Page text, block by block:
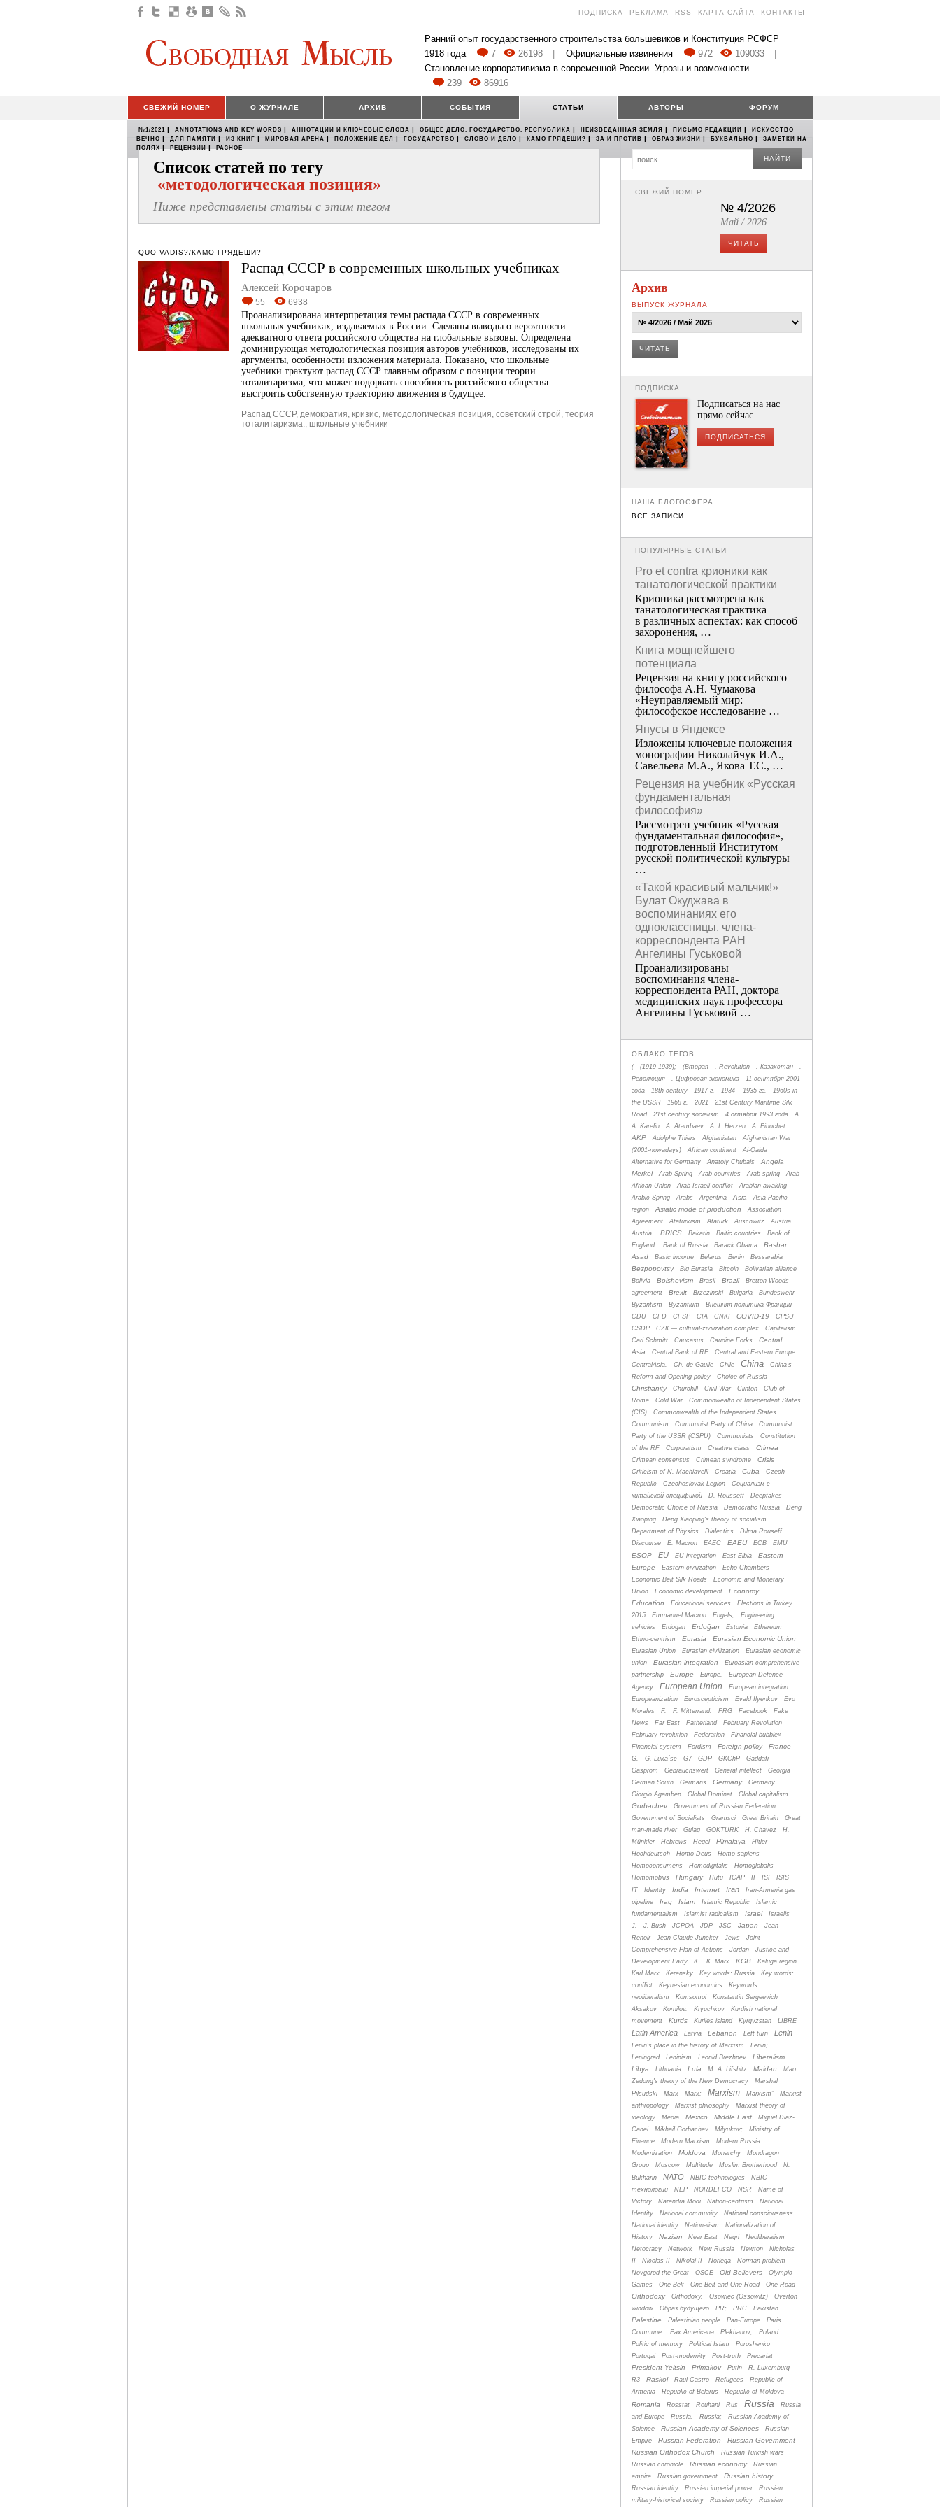
ПОДПИСКА РЕКЛАМА RSS КАРТА САЙТА КОНТАКТЫ
Ранний опыт государственного строительства большевиков и Конституция РСФСР
1918 года
7 26198 Официальные извинения 972 109033
Становление корпоративизма в современной России. Угрозы и возможности
239
86916
СВЕЖИЙ НОМЕР О ЖУРНАЛЕ АРХИВ СОБЫТИЯ СТАТЬИ АВТОРЫ ФОРУМ
№1/2021 | ANNOTATIONS AND KEY WORDS | АННОТАЦИИ И КЛЮЧЕВЫЕ СЛОВА | ОБЩЕЕ ДЕЛО, ГОСУДАРСТВО, РЕСПУБЛИКА | НЕИЗВЕДАННАЯ ЗЕМЛЯ | ПИСЬМО РЕДАКЦИИ |
ИСКУССТВО
ВЕЧНО | ДЛЯ ПАМЯТИ | ИЗ КНИГ | МИРОВАЯ АРЕНА | ПОЛОЖЕНИЕ ДЕЛ | ГОСУДАРСТВО | СЛОВО И ДЕЛО | КАМО ГРЯДЕШИ? | ЗА И ПРОТИВ | ОБРАЗ ЖИЗНИ | БУКВАЛЬНО |
ЗАМЕТКИ НА
ПОЛЯХ | РЕЦЕНЗИИ | РАЗНОЕ
Список статей по тегу
«методологическая позиция»
Ниже представлены статьи с этим тегом
QUO VADIS?/КАМО ГРЯДЕШИ?
Распад СССР в современных школьных учебниках
Алексей Корочаров
55 6938
Проанализирована интерпретация темы распада СССР в современных
школьных учебниках, издаваемых в России. Сделаны выводы о вероятности
адекватного ответа российского общества на глобальные вызовы. Определена
доминирующая методологическая позиция авторов учебников, исследованы их
аргументы, особенности изложения материала. Показано, что школьные
учебники трактуют распад СССР главным образом с позиции теории
тоталитаризма, что может подорвать способность российского общества
выстроить собственную траекторию движения в будущее.
Распад СССР, демократия, кризис, методологическая позиция, советский строй, теория
тоталитаризма., школьные учебники
НАЙТИ
СВЕЖИЙ НОМЕР
№ 4/2026
Май / 2026
ЧИТАТЬ
Архив
ВЫПУСК ЖУРНАЛА
ЧИТАТЬ
ПОДПИСКА
Подписаться на нас
прямо сейчас
ПОДПИСАТЬСЯ
НАША БЛОГОСФЕРА
ВСЕ ЗАПИСИ
ПОПУЛЯРНЫЕ СТАТЬИ
Pro et contra крионики как
танатологической практики
Крионика рассмотрена как
танатологическая практика
в различных аспектах: как способ
захоронения, …
Книга мощнейшего
потенциала
Рецензия на книгу российского
философа А.Н. Чумакова
«Неуправляемый мир:
философское исследование …
Янусы в Яндексе
Изложены ключевые положения
монографии Николайчук И.А.,
Савельева М.А., Якова Т.С., …
Рецензия на учебник «Русская
фундаментальная
философия»
Рассмотрен учебник «Русская
фундаментальная философия»,
подготовленный Институтом
русской политической культуры
…
«Такой красивый мальчик!»
Булат Окуджава в
воспоминаниях его
одноклассницы, члена-
корреспондента РАН
Ангелины Гуськовой
Проанализированы
воспоминания члена­
корреспондента РАН, доктора
медицинских наук профессора
Ангелины Гуськовой …
ОБЛАКО ТЕГОВ
( (1919-1939); (Вторая . Revolution . Казахстан
.
Революция
. Цифровая экономика
11 сентября 2001
года
18th century 1917 г. 1934 – 1935 гг.
1960s in
the USSR
1968 г. 2021
21st Century Maritime Silk
Road
21st century socialism 4 октября 1993 года
A.
A. Karelin
A. Atambaev A. I. Herzen A. Pinochet
AKP Adolphe Thiers Afghanistan
Afghanistan War
(2001-nowadays)
African continent
Al-Qaida
Alternative for Germany
Anatoly Chubais
Angela
Merkel
Arab Spring Arab countries Arab spring
Arab-
African Union
Arab-Israeli conflict
Arabian awaking
Arabic Spring
Arabs Argentina Asia
Asia Pacific
region
Asiatic mode of production
Association
Agreement
Ataturkism Atatürk Auschwitz
Austria
Austria.
BRICS Bakatin Baltic countries
Bank of
England.
Bank of Russia Barack Obama
Bashar
Asad
Basic income Belarus Berlin Bessarabia
Bezpopovtsy Big Eurasia Bitcoin
Bolivarian alliance
Bolivia
Bolshevism Brasil Brazil
Bretton Woods
agreement
Brexit Brzezinski Bulgaria
Bundeswehr
Byzantism
Byzantium
Bнешняя политика Франции
CDU
CFD CFSP CIA CNKI COVID-19
CPSU
CSDP
CZК — cultural-zivilization complex
Capitalism
Carl Schmitt
Caucasus Caudine Forks
Central
Asia
Central Bank of RF
Central and Eastern Europe
CentralAsia.
Ch. de Gaulle Chile China
China's
Reform and Opening policy
Choice of Russia
Christianity Churchill Civil War Clinton
Club of
Rome
Cold War
Commonwealth of Independent States
(CIS)
Commonwealth of the Independent States
Communism
Communist Party of China
Communist
Party of the USSR (CSPU)
Communists
Constitution
of the RF
Corporatism Creative class Crimea
Crimean consensus Crimean syndrome Crisis
Criticism of N. Machiavelli Croatia Cuba
Czech
Republic
Czechoslovak Legion
Cоциализм с
китайской спецификой
D. Rousseff
Deepfakes
Democratic Choice of Russia
Democratic Russia
Deng
Xiaoping
Deng Xiaoping's theory of socialism
Department of Physics
Dialectics
Dilma Rouseff
Discourse
E. Macron EAEC EAEU ECB EMU
ESOP EU EU integration East-Elbia
Eastern
Europe
Eastern civilization
Echo Chambers
Economic Belt Silk Roads
Economic and Monetary
Union
Economic development
Economy
Education
Educational services
Elections in Turkey
2015
Emmanuel Macron Engels;
Engineering
vehicles
Erdogan Erdoğan Estonia
Ethereum
Ethno-centrism
Eurasia Eurasian Economic Union
Eurasian Union Eurasian civilization
Eurasian economic
union
Eurasian integration
Euroasian comprehensive
partnership
Europe Europe.
European Defence
Agency
European Union
European integration
Europeanization
Euroscepticism Evald Ilyenkov
Evo
Morales
F. F. Mitterrand. FRG Facebook
Fake
News
Far East Fatherland
February Revolution
February revolution
Federation
Financial bubble»
Financial system
Fordism Foreign policy France
G. G. Luka´sc G7 GDP GKChP
Gaddafi
Gasprom
Gebrauchswert General intellect
Georgia
German South
Germans Germany
Germany.
Giorgio Agamben
Global Dominat Global capitalism
Gorbachev
Government of Russian Federation
Government of Socialists
Gramsci Great Britain
Great
man-made river
Gulag GÖKTÜRK H. Chavez
H.
Münkler
Hebrews Hegel Himalaya
Hitler
Hochdeutsch
Homo Deus
Homo sapiens
Homoconsumens
Homodigitalis
Homoglobalis
Homomobilis
Hungary Hutu ICAP II ISI
ISIS
IT
Identity India Internet Iran
Iran-Armenia gas
pipeline
Iraq Islam Islamic Republic
Islamic
fundamentalism
Islamist radicalism Israel
Israelis
J.
J. Bush JCPOA JDP JSC Japan
Jean
Renoir
Jean-Claude Juncker Jews
Joint
Comprehensive Plan of Actions
Jordan
Justice and
Development Party
K. K. Marx KGB
Kaluga region
Karl Marx
Kerensky Key words: Russia
Key words:
conflict
Keynesian economics
Keywords:
neoliberalism
Komsomol
Konstantin Sergeevich
Aksakov
Kornilov. Kryuchkov
Kurdish national
movement
Kurds Kuriles island Kyrgyzstan LIBRE
Latin America Latvia Lebanon Left turn Lenin
Lenin's place in the history of Marxism
Lenin;
Leningrad
Leninism Leonid Brezhnev
Liberalism
Libya
Lithuania Lula M. A. Lifshitz Maidan
Mao
Zedong's theory of the New Democracy
Marshal
Pilsudski
Marx Marx; Marxism Marxism”
Marxist
anthropology
Marxist philosophy
Marxist theory of
ideology
Media Mexico Middle East
Miguel Diaz-
Canel
Mikhail Gorbachev Milyukov;
Ministry of
Finance
Modern Marxism
Modern Russia
Modernization
Moldova Monarchy
Mondragon
Group
Moscow Multitude Muslim Brotherhood
N.
Bukharin
NATO NBIC-technologies
NBIC-
технологии
NEP NORDEFCO NSR
Name of
Victory
Narendra Modi Nation-centrism
National
Identity
National community
National consciousness
National identity
Nationalism
Nationalization of
History
Nazism Near East Negri
Neoliberalism
Netocracy
Network New Russia Newton
Nicholas
II
Nicolas II Nikolai II Noriega
Norman problem
Novgorod the Great
OSCE Old Believers
Olympic
Games
One Belt One Belt and One Road One Road
Orthodoxy Orthodoxy. Osowiec (Ossowitz)
Overton
window
Oбраз будущего PR; PRC Pakistan
Palestine Palestinian people Pan-Europe
Paris
Commune.
Pax Americana Plekhanov;
Poland
Politic of memory
Political Islam
Poroshenko
Portugal
Post-modernity Post-truth Precariat
President Yeltsin Primakov Putin
R. Luxemburg
R3
Raskol Raul Castro Refugees
Republic of
Armenia
Republic of Belarus Republic of Moldova
Romania Rosstat Rouhani Rus Russia
Russia
and Europe
Russia. Russia;
Russian Academy of
Science
Russian Academy of Sciences
Russian
Empire
Russian Federation
Russian Government
Russian Orthodox Church
Russian Turkish wars
Russian chronicle
Russian economy
Russian
empire
Russian government Russian history
Russian identity Russian imperial power
Russian
military-historical society
Russian policy Russian